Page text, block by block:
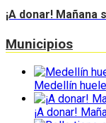
¡A donar! Mañana
Municipios
Medellín
¡A donar!